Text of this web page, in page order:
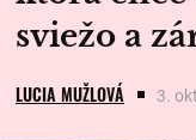
sviežo a
LUCIA MUŽLOVÁ 3.